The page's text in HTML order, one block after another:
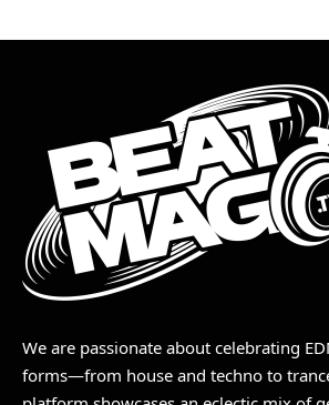
We are passionate about celebrating
forms—from house and techno to